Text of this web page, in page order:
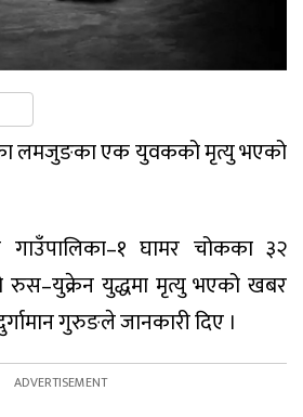
लमजुङका एक युवकको मृत्यु भएको
घामर चोकका ३२
रुस–युक्रेन युद्धमा मृत्यु भएको खबर
गुरुङले जानकारी दिए ।